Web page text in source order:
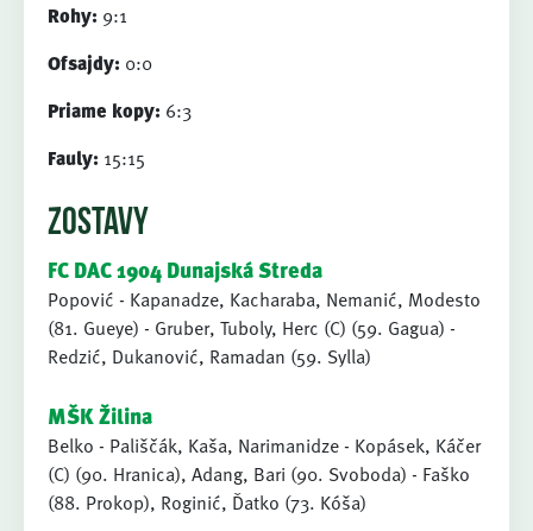
Rohy: 9:1
Ofsajdy: 0:0
Priame kopy: 6:3
Fauly: 15:15
ZOSTAVY
FC DAC 1904 Dunajská Streda
Popović - Kapanadze, Kacharaba, Nemanić, Modesto
(81. Gueye) - Gruber, Tuboly, Herc (C) (59. Gagua) -
Redzić, Dukanović, Ramadan (59. Sylla)
MŠK Žilina
Belko - Pališčák, Kaša, Narimanidze - Kopásek, Káčer
(C) (90. Hranica), Adang, Bari (90. Svoboda) - Faško
(88. Prokop), Roginić, Ďatko (73. Kóša)